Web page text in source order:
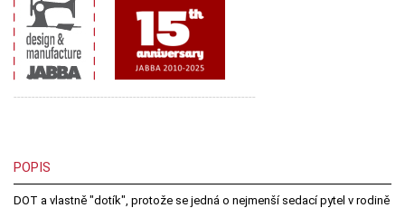
-------------------------------------------------------------------
POPIS
DOT a vlastně "dotík", protože se jedná o nejmenší sedací pytel v rodině